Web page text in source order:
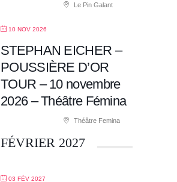
Le Pin Galant
10 NOV 2026
STEPHAN EICHER –
POUSSIÈRE D’OR
TOUR – 10 novembre
2026 – Théâtre Fémina
Théâtre Femina
FÉVRIER 2027
03 FÉV 2027